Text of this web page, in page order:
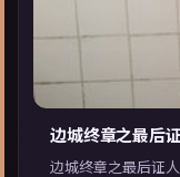
边城终章之最后
边城终章之最后证